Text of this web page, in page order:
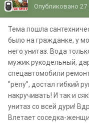
Опубликовано 27
Тема пошла
было на гражданке, у
него унитаз. Вода
мужик рукодельный,
спецавтомобили
"репу", достал гибкий
накручивать! И так и
унитаз со всей дури!
Влетает соседка-